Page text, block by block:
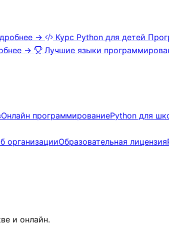
→ Курс Python для детей
→ Лучшие языки
Онлайн программированиеPython для
организацииОбразовательная лицензия
и онлайн.